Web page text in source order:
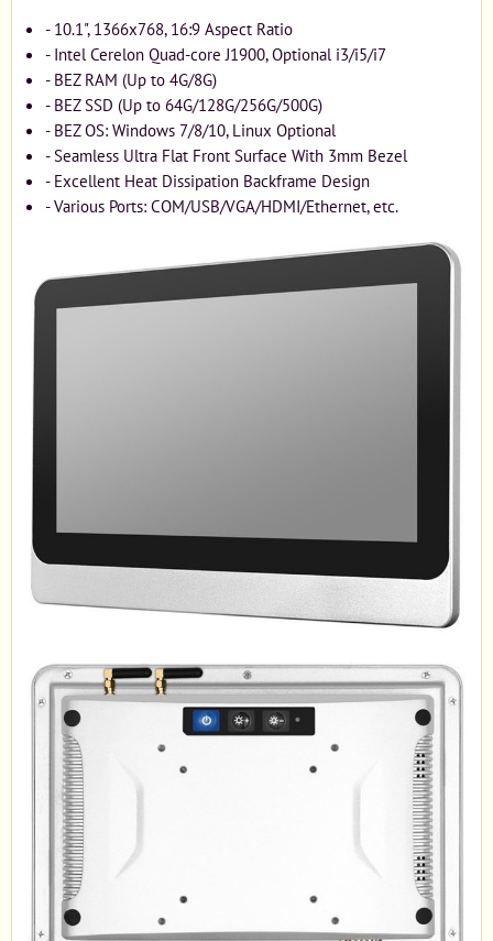
- 10.1", 1366x768, 16:9 Aspect Ratio
- Intel Cerelon Quad-core J1900, Optional i3/i5/i7
- BEZ RAM (Up to 4G/8G)
- BEZ SSD (Up to 64G/128G/256G/500G)
- BEZ OS: Windows 7/8/10, Linux Optional
- Seamless Ultra Flat Front Surface With 3mm Bezel
- Excellent Heat Dissipation Backframe Design
- Various Ports: COM/USB/VGA/HDMI/Ethernet, etc.